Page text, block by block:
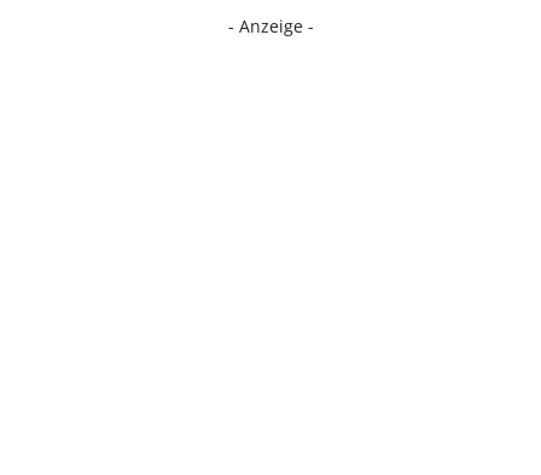
- Anzeige -